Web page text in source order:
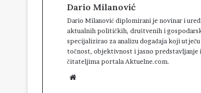
Dario Milanović
Dario Milanović diplomirani je novinar i
aktualnih političkih, društvenih i
specijalizirao za analizu događaja koji
točnost, objektivnost i jasno
čitateljima portala Aktuelne.com.